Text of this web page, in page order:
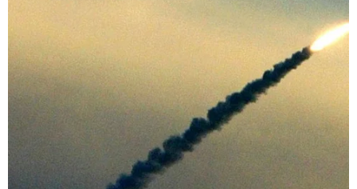
Hà Nội: Cháy lớn tại khu vực Viện điều tra
quy hoạch rừng lúc nửa đêm
Vào khoảng 22 giờ 10 phút tối nay (12/6), một đám cháy
lớn bùng phát tại khu vực Viện điều tra quy hoạch rừng